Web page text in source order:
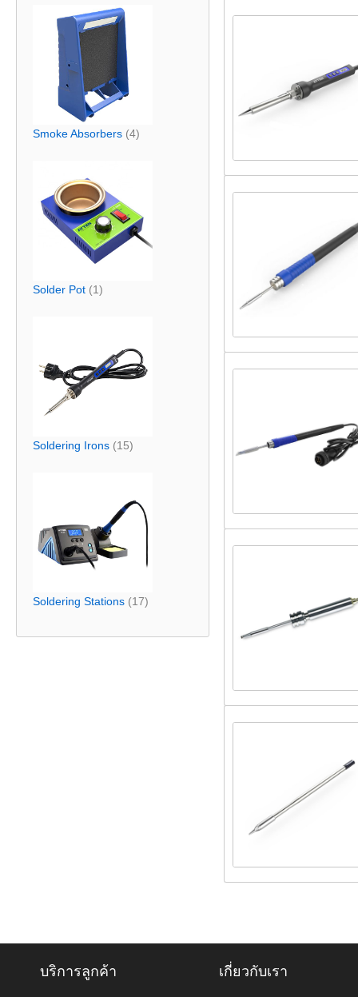
Smoke Absorbers (4)
Solder Pot (1)
Soldering Irons (15)
Soldering Stations (17)
บริการลูกค้า เกี่ยวกับเรา